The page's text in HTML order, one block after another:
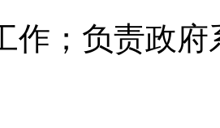
作；负责政